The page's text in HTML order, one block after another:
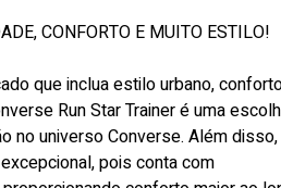
CONFORTO E MUITO ESTILO!
que inclua estilo urbano,
Run Star Trainer é uma
no universo Converse. Além disso,
pois conta com